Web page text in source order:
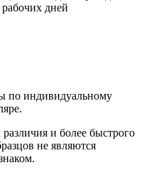
рабочих дней
по индивидуальному
и более быстрого
не являются